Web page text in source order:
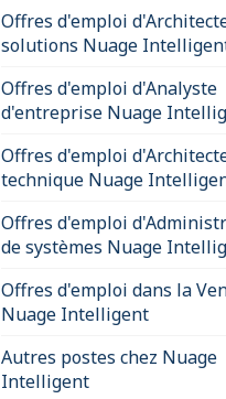
Offres d'emploi
solutions Nuage
Offres d'emploi d'Analyste
d'entreprise Nuage
Offres d'emploi
technique Nuage
Offres d'emploi
de systèmes Nuage
Offres d'emploi dans la
Nuage Intelligent
Autres postes chez Nuage
Intelligent